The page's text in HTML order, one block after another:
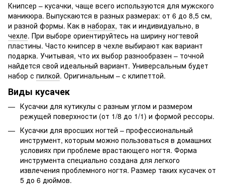
Книпсер – кусачки, чаще всего используются для мужского
маникюра. Выпускаются в разных размерах: от 6 до 8,5 см,
и разной формы. Как в наборах, так и индивидуально, в
чехле. При выборе ориентируйтесь на ширину ногтевой
пластины. Часто книпсер в чехле выбирают как вариант
подарка. Учитывая, что их выбор разнообразен – точной
найдется свой идеальный вариант. Универсальным будет
набор с пилкой. Оригинальным – с клипеттой.
Виды кусачек
Кусачки для кутикулы с разным углом и размером
режущей поверхности (от 1/8 до 1/1) и формой рессоры.
Кусачки для вросших ногтей – профессиональный
инструмент, которым можно пользоваться в домашних
условиях при проблеме врастающего ногтя. Форма
инструмента специально создана для легкого
извлечения проблемного ногтя. Размер таких кусачек от
5 до 6 дюймов.